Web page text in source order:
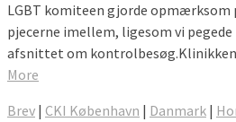
LGBT komiteen gjorde opmærksom
pjecerne imellem, ligesom vi
afsnittet om
More
Brev | CKI København | Danmark |